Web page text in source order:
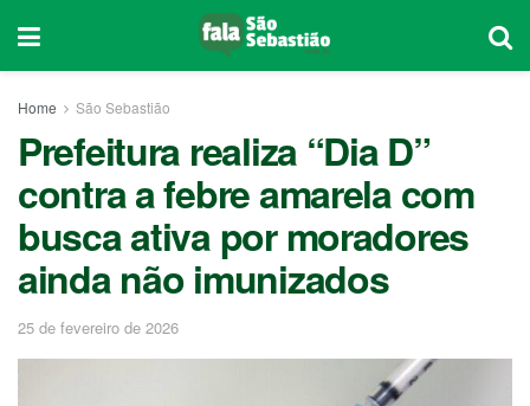
Home São Sebastião
Prefeitura realiza “Dia D”
contra a febre amarela com
busca ativa por moradores
ainda não imunizados
25 de fevereiro de 2026